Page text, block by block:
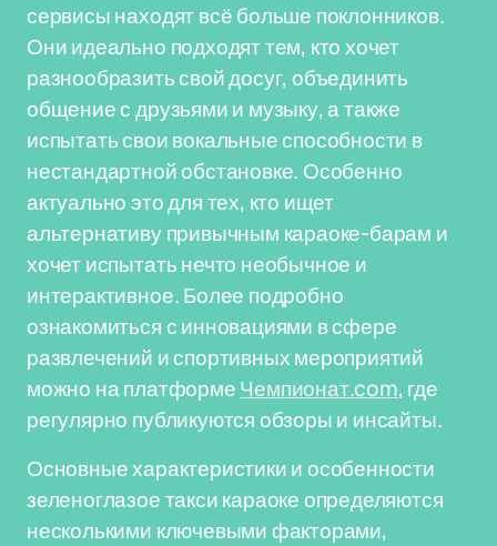
сервисы находят всё больше поклонников.
Они идеально подходят тем, кто хочет
разнообразить свой досуг, объединить
общение с друзьями и музыку, а также
испытать свои вокальные способности в
нестандартной обстановке. Особенно
актуально это для тех, кто ищет
альтернативу привычным караоке-барам и
хочет испытать нечто необычное и
интерактивное. Более подробно
ознакомиться с инновациями в сфере
развлечений и спортивных мероприятий
можно на платформеЧемпионат.com, где
регулярно публикуются обзоры и инсайты.
Основные характеристики и особенности
зеленоглазое такси караоке определяются
несколькими ключевыми факторами,